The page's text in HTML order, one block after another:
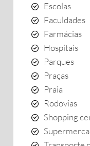
Escolas
Faculdades
Farmácias
Hospitais
Parques
Praças
Praia
Rodovias
Shopping